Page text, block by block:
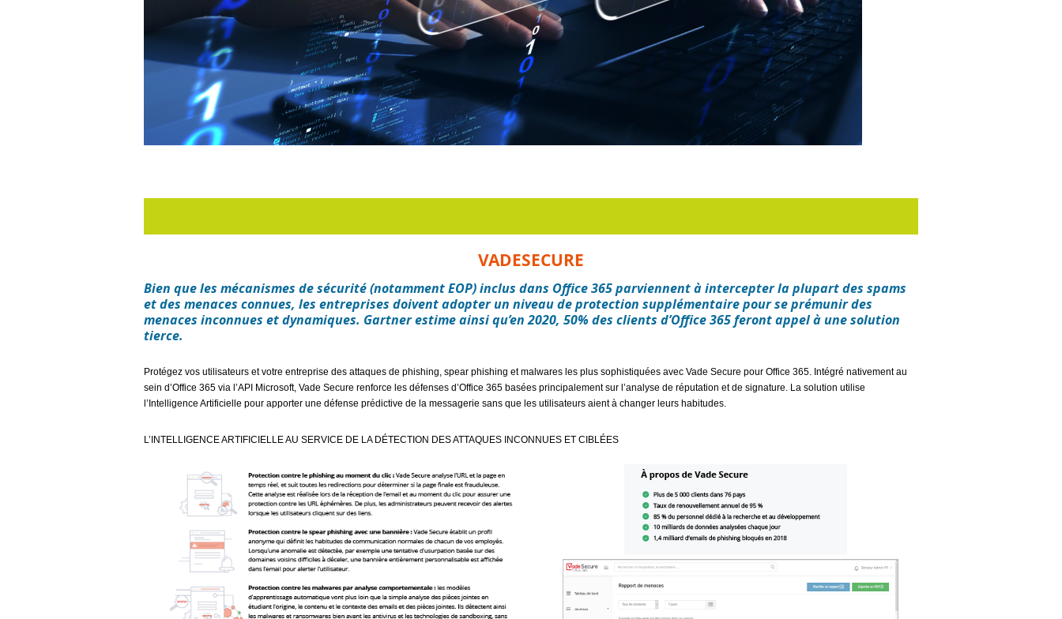
VADESECURE
Bien que les mécanismes de sécurité (notamment EOP) inclus dans Office 365 parviennent à intercepter la plupart des spams
et des menaces connues, les entreprises doivent adopter un niveau de protection supplémentaire pour se prémunir des
menaces inconnues et dynamiques. Gartner estime ainsi qu’en 2020, 50% des clients d’Office 365 feront appel à une solution
tierce.
Protégez vos utilisateurs et votre entreprise des attaques de phishing, spear phishing et malwares les plus sophistiquées avec Vade Secure pour Office 365. Intégré nativement au
sein d’Office 365 via l’API Microsoft, Vade Secure renforce les défenses d’Office 365 basées principalement sur l’analyse de réputation et de signature. La solution utilise
l’Intelligence Artificielle pour apporter une défense prédictive de la messagerie sans que les utilisateurs aient à changer leurs habitudes.
L’INTELLIGENCE ARTIFICIELLE AU SERVICE DE LA DÉTECTION DES ATTAQUES INCONNUES ET CIBLÉES